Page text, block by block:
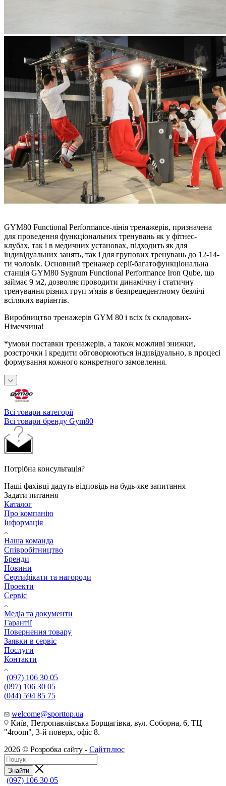
GYM80 Functional Performance-лінія тренажерів, призначена
для проведення функціональних тренувань як у фітнес-
клубах, так і в медичних установах, підходить як для
індивідуальних занять, так і для групових тренувань до 12-14-
ти чоловік. Основний тренажер серії-багатофункціональна
станція GYM80 Sygnum Functional Performance Iron Qube, що
займає 9 м2, дозволяє проводити динамічну і статичну
тренування різних груп м'язів в безпрецедентному безлічі
всіляких варіантів.
Виробництво тренажерів GYM 80 і всіх їх складових-
Німеччина!
*умови поставки тренажерів, а також можливі знижки,
розстрочки і кредити обговорюються індивідуально, в процесі
формування кожного конкретного замовлення.
Всі товари категорії
Всі товари бренду Gym80
Потрібна консультація?
Наші фахівці дадуть відповідь на будь-яке запитання
Задати питання
Каталог
Про компанію
Інформація
Наша команда
Співробітництво
Бренди
Новини
Сертифікати та нагороди
Проекти
Сервіс
Медіа та документи
Гарантії
Повернення товару
Заявки в сервіс
Послуги
Контакти
(097) 106 30 05
(097) 106 30 05
(044) 594 85 75
welcome@sporttop.ua
Київ, Петропавлівська Борщагівка, вул. Соборна, 6, ТЦ
"4room", 3-й поверх, офіс 8.
2026 © Розробка сайту - Сайтплюс
Знайти
(097) 106 30 05